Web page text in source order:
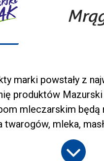
marki powstały z
produktów
mleczarskim
mleka,